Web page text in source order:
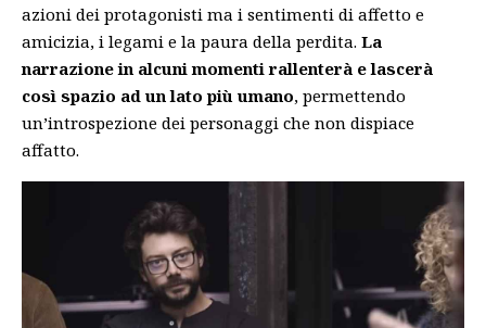
azioni dei protagonisti ma i sentimenti di affetto e
amicizia, i legami e la paura della perdita. La
narrazione in alcuni momenti rallenterà e lascerà
così spazio ad un lato più umano, permettendo
un’introspezione dei personaggi che non dispiace
affatto.